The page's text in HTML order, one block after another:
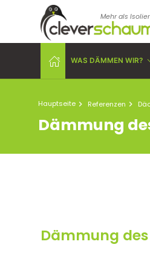
Mehr als
WAS DÄMMEN WIR?
Hauptseite Referenzen
Dämmung
Dämmung